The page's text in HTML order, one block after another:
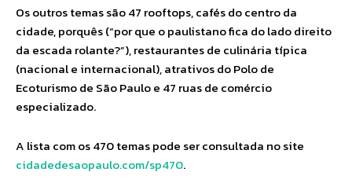
Os outros temas são 47 rooftops, cafés do centro da
cidade, porquês (“por que o paulistano fica do lado direito
da escada rolante?”), restaurantes de culinária típica
(nacional e internacional), atrativos do Polo de
Ecoturismo de São Paulo e 47 ruas de comércio
especializado.
A lista com os 470 temas pode ser consultada no site
cidadedesaopaulo.com/sp470.